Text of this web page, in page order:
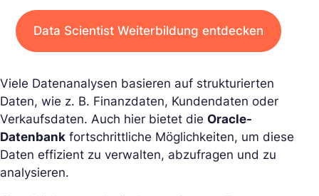
Data Scientist Weiterbildung entdecken
Viele Datenanalysen basieren auf strukturierten
Daten, wie z. B. Finanzdaten, Kundendaten oder
Verkaufsdaten. Auch hier bietet die Oracle-
Datenbank fortschrittliche Möglichkeiten, um diese
Daten effizient zu verwalten, abzufragen und zu
analysieren.